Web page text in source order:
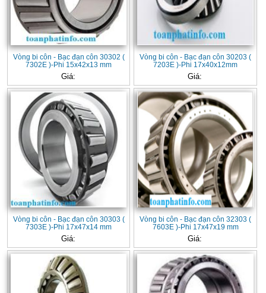
Vòng bi côn - Bạc đạn côn 30302 (
7302E )-Phi 15x42x13 mm
Giá:
Vòng bi côn - Bạc đạn côn 30203 (
7203E )-Phi 17x40x12mm
Giá:
Vòng bi côn - Bạc đạn côn 30303 (
7303E )-Phi 17x47x14 mm
Giá:
Vòng bi côn - Bạc đạn côn 32303 (
7603E )-Phi 17x47x19 mm
Giá: